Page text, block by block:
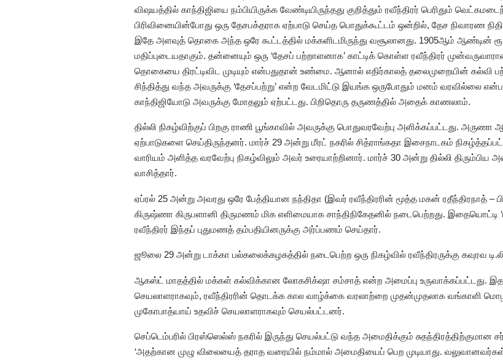
விஷயத்தில் காந்திஜியை நம்பியிருக்க வேண்டியிருந்தது குறித்தும் ரவீந்திரர் பெரிதும்
பிரிவினையின்போது ஒரு தேசபக்தராக ஏற்பாடு செய்த பொதுக்கூட்டம் ஒன்றில், தேச நிவாரண
இதே அளவுத் தொகை அந்த ஒரே கூட்டத்தில் மக்களிடமிருந்து வசூலானது. 1905ஆம் ஆண்டின்
மதிப்புடையதாகும். தன்னையும் ஒரு ‘தேசப் பற்றாளனாக’ காட்டிக் கொள்ள ரவீந்திரர்
தொகையை திரட்டிவிட முடியும் என்பதுதான் உண்மை. ஆனால் எதிர்காலத் தலைமுறையின் கல்வி
சிந்தித்து வந்த அவருக்கு ‘தேசப்பற்று’ என்ற வேடமிட்டு இயங்க ஒருபோதும் மனம் வரவில்லை
காந்திஜியோடு அவருக்கு மோதலும் ஏற்பட்டது. பிறிதொரு தருணத்தில் அதைக் காணலாம்.
தில்லி நிகழ்விற்குப் பிறகு ராணி பூங்காவில் அவருக்கு பொதுவரவேற்பு அளிக்கப்பட்டது.
ஏற்பாடுகளை செய்திருந்தனர். மார்ச் 29 அன்று மீரட் நகரில் சித்ராங்கதா இசைநாடகம்
வாரியம் அளித்த வரவேற்பு நிகழ்விலும் அவர் உரையாற்றினார். மார்ச் 30 அன்று தில்லி
வாசித்தார்.
ஏப்ரல் 25 அன்று அவரது ஒரே பேத்தியான நந்திதா (இவர் ரவீந்திரரின் மூத்த மகன் ரதீந்திரநாத் –
கிருஷ்ணா கிருபளானி திருமணம் மிக எளிமையாக சாந்திநிகேதனில் நடைபெற்றது. இதையொட்டி
ரவீந்திரர் இந்தப் புதுமணத் தம்பதியினருக்கு அர்ப்பணம் செய்தார்.
ஜூலை 29 அன்று டாக்கா பல்கலைக்கழகத்தில் நடைபெற்ற ஒரு நிகழ்வில் ரவீந்திரருக்கு கவுரவ
ஆகஸ்ட் மாதத்தில் மக்கள் கல்விக்கான லோகசிக்‌ஷா சம்சாத் என்ற அமைப்பு உருவாக்கப்பட்டது.
செயலாளராகவும், ரவீந்திரரின் தொடக்க கால வாழ்க்கை வரலாற்றை முதன்முதலாக வங்காளி
முகோபாத்யாய் உதவிச் செயலாளராகவும் செயல்பட்டனர்.
செப்டெம்பரில் பிரஸ்ஸெல்ஸ் நகரில் இருந்து செயல்பட்டு வந்த அமைதிக்கும் சுதந்திரத்திற்குமான
‘அதற்கான முழு விலையைத் தராத வரையில் நம்மால் அமைதியைப் பெற முடியாது.